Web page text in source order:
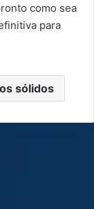
como sea
para
sólidos